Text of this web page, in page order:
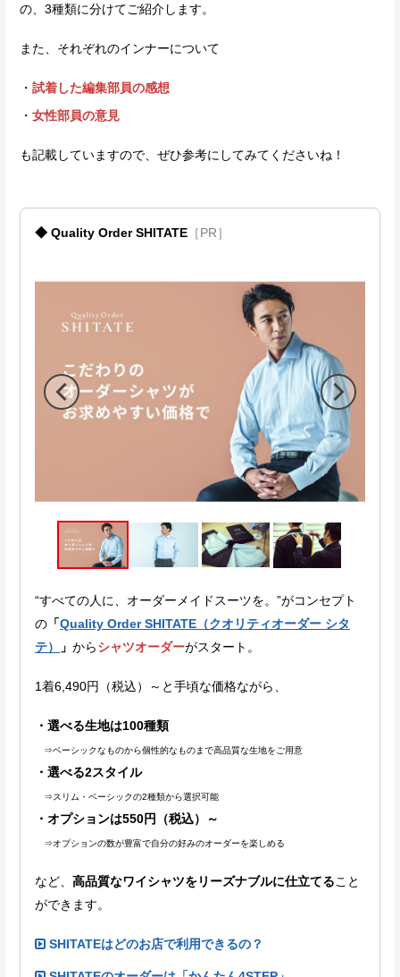
の、3種類に分けてご紹介します。
また、それぞれのインナーについて
試着した編集部員の感想
女性部員の意見
も記載していますので、ぜひ参考にしてみてくださいね！
◆ Quality Order SHITATE ［PR］
“すべての人に、オーダーメイドスーツを。”がコンセプト
の 「Quality Order SHITATE（クオリティオーダー シタ
テ）
」 からシャツオーダーがスタート。
1着6,490円（税込）～と手頃な価格ながら、
・選べる生地は100種類
⇒ベーシックなものから個性的なものまで高品質な生地をご用意
・選べる2スタイル
⇒スリム・ベーシックの2種類から選択可能
・オプションは550円（税込）～
⇒オプションの数が豊富で自分の好みのオーダーを楽しめる
など、 高品質なワイシャツをリーズナブルに仕立てること
ができます。
SHITATEはどのお店で利用できるの？